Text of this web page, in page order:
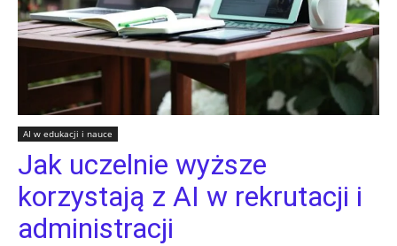
AI w edukacji i nauce
Jak uczelnie wyższe
korzystają z AI w rekrutacji i
administracji